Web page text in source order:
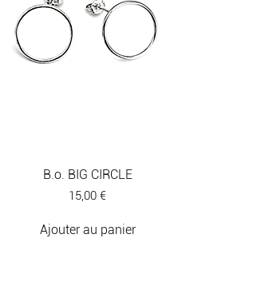
B.o. BIG CIRCLE
Prix
15,00 €
Ajouter au panier